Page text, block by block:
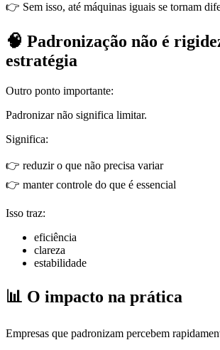
👉 Sem isso, até máquinas iguais se tornam
🧠 Padronização não é
estratégia
Outro ponto importante:
Padronizar não significa limitar.
Significa:
👉 reduzir o que não precisa variar
👉 manter controle do que é essencial
Isso traz:
eficiência
clareza
estabilidade
📊 O impacto na prática
Empresas que padronizam percebem